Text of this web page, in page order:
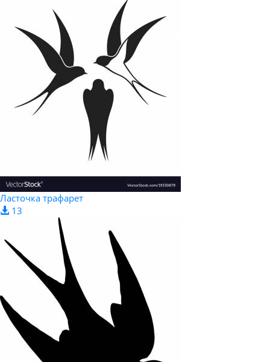
Ласточка трафарет
13